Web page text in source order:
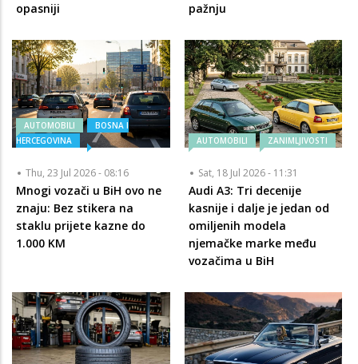
opasniji
pažnju
AUTOMOBILI
BOSNA I
HERCEGOVINA
Thu, 23 Jul 2026 - 08:16
Mnogi vozači u BiH ovo ne
znaju: Bez stikera na
staklu prijete kazne do
1.000 KM
AUTOMOBILI ZANIMLJIVOSTI
Sat, 18 Jul 2026 - 11:31
Audi A3: Tri decenije
kasnije i dalje je jedan od
omiljenih modela
njemačke marke među
vozačima u BiH